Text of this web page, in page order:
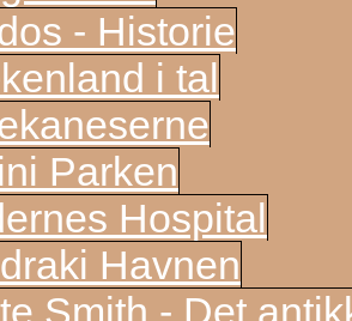
- Historie
i tal
Parken
Hospital
Havnen
Smith - Det